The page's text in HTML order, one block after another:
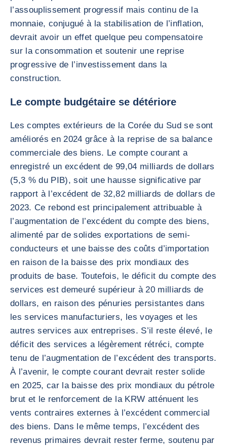
l’assouplissement progressif mais continu de la
monnaie, conjugué à la stabilisation de l’inflation,
devrait avoir un effet quelque peu compensatoire
sur la consommation et soutenir une reprise
progressive de l’investissement dans la
construction.
Le compte budgétaire se détériore
Les comptes extérieurs de la Corée du Sud se sont
améliorés en 2024 grâce à la reprise de sa balance
commerciale des biens. Le compte courant a
enregistré un excédent de 99,04 milliards de dollars
(5,3 % du PIB), soit une hausse significative par
rapport à l’excédent de 32,82 milliards de dollars de
2023. Ce rebond est principalement attribuable à
l’augmentation de l’excédent du compte des biens,
alimenté par de solides exportations de semi-
conducteurs et une baisse des coûts d’importation
en raison de la baisse des prix mondiaux des
produits de base. Toutefois, le déficit du compte des
services est demeuré supérieur à 20 milliards de
dollars, en raison des pénuries persistantes dans
les services manufacturiers, les voyages et les
autres services aux entreprises. S’il reste élevé, le
déficit des services a légèrement rétréci, compte
tenu de l’augmentation de l’excédent des transports.
À l’avenir, le compte courant devrait rester solide
en 2025, car la baisse des prix mondiaux du pétrole
brut et le renforcement de la KRW atténuent les
vents contraires externes à l’excédent commercial
des biens. Dans le même temps, l’excédent des
revenus primaires devrait rester ferme, soutenu par